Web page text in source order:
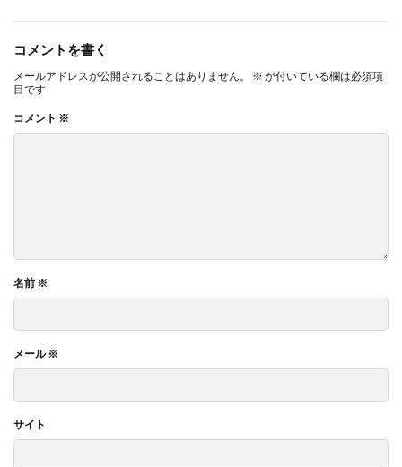
コメントを書く
メールアドレスが公開されることはありません。 ※ が付いている欄は必須項
目です
コメント ※
名前 ※
メール※
サイト